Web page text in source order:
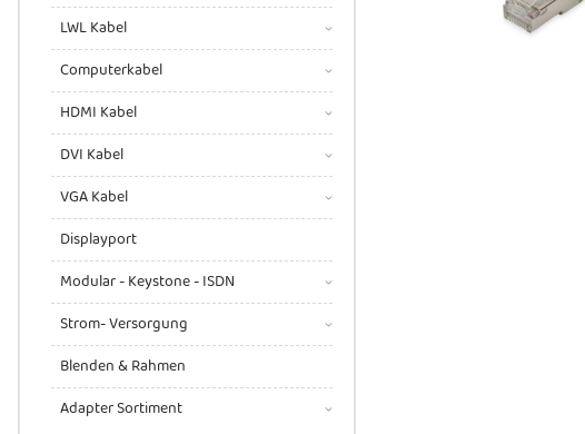
LWL Kabel
Computerkabel
HDMI Kabel
DVI Kabel
VGA Kabel
Displayport
Modular - Keystone - ISDN
Strom- Versorgung
Blenden & Rahmen
Adapter Sortiment